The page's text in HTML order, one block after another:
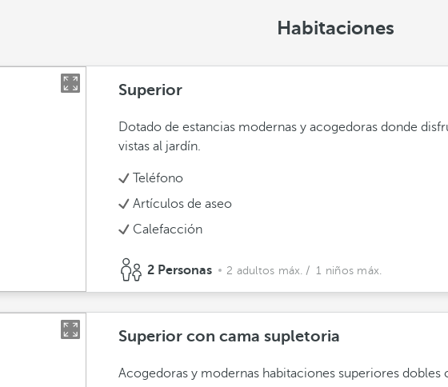
Habitaciones
Superior
Dotado de estancias modernas y acogedoras donde
vistas al jardín.
Teléfono
Artículos de aseo
Calefacción
2 Personas 2 adultos máx. / 1 niños máx.
Superior con cama supletoria
Acogedoras y modernas habitaciones superiores dobles